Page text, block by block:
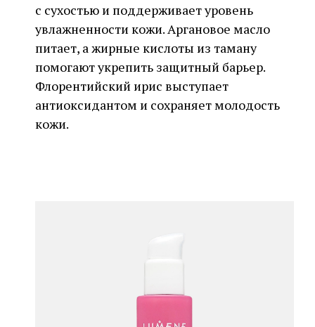
с сухостью и поддерживает уровень
увлажненности кожи. Аргановое масло
питает, а жирные кислоты из таману
помогают укрепить защитный барьер.
Флорентийский ирис выступает
антиоксидантом и сохраняет молодость
кожи.